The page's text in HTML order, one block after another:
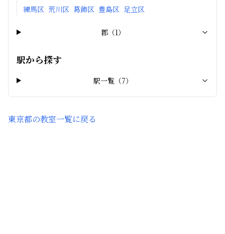
練馬区 荒川区 葛飾区 豊島区 足立区
郡 （1）
駅から探す
駅一覧（7）
東京都の教室一覧に戻る